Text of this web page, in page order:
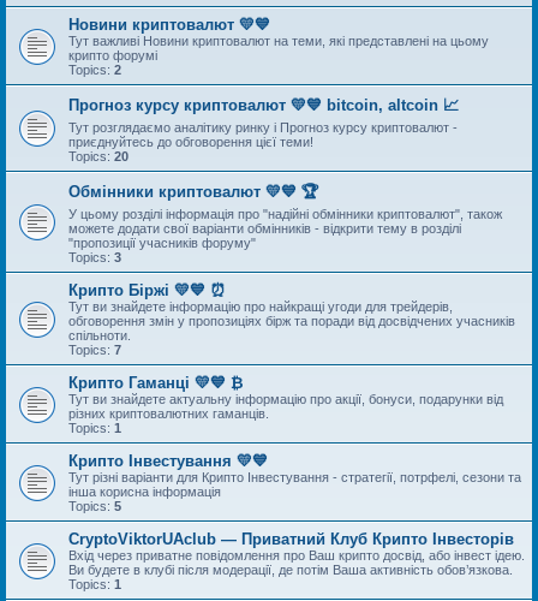
Новини криптовалют 💛💙
Тут важливі Новини криптовалют на теми, які представлені на цьому
крипто форумі
Topics: 2
Прогноз курсу криптовалют 💛💙 bitcoin, altcoin 📈
Тут розглядаємо аналітику ринку і Прогноз курсу криптовалют -
приєднуйтесь до обговорення цієї теми!
Topics: 20
Обмінники криптовалют 💛💙 🏆
У цьому розділі інформація про "надійні обмінники криптовалют", також
можете додати свої варіанти обмінників - відкрити тему в розділі
"пропозиції учасників форуму"
Topics: 3
Крипто Біржі 💛💙 ⏰
Тут ви знайдете інформацію про найкращі угоди для трейдерів,
обговорення змін у пропозиціях бірж та поради від досвідчених учасників
спільноти.
Topics: 7
Крипто Гаманці 💛💙 ₿
Тут ви знайдете актуальну інформацію про акції, бонуси, подарунки від
різних криптовалютних гаманців.
Topics: 1
Крипто Інвестування 💛💙
Тут різні варіанти для Крипто Інвестування - стратегії, потрфелі, сезони та
інша корисна інформація
Topics: 5
CryptoViktorUAclub — Приватний Клуб Крипто Інвесторів
Вхід через приватне повідомлення про Ваш крипто досвід, або інвест ідею.
Ви будете в клубі після модерації, де потім Ваша активність обов’язкова.
Topics: 1